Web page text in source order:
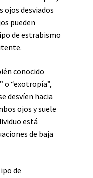
ojos desviados
pueden
de estrabismo
conocido
o “exotropía”,
desvíen hacia
ojos y suele
está
de baja
de